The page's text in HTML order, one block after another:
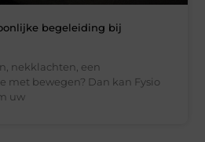
begeleiding bij
nekklachten, een
met bewegen? Dan kan Fysio
uw